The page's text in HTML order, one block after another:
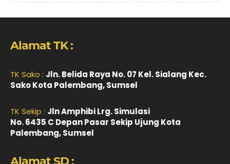
Alamat TK :
TK Sako : Jln. Belida Raya No. 07 Kel. Sialang Kec.
Sako Kota Palembang, Sumsel
TK Sekip : Jln Amphibi Lrg. Simulasi
No. 6435 C Depan Pasar Sekip Ujung Kota
Palembang, Sumsel
Alamat SD :